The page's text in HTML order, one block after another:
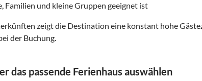
Familien und kleine Gruppen geeignet ist
zeigt die Destination eine konstant hohe
der Buchung.
das passende Ferienhaus auswählen